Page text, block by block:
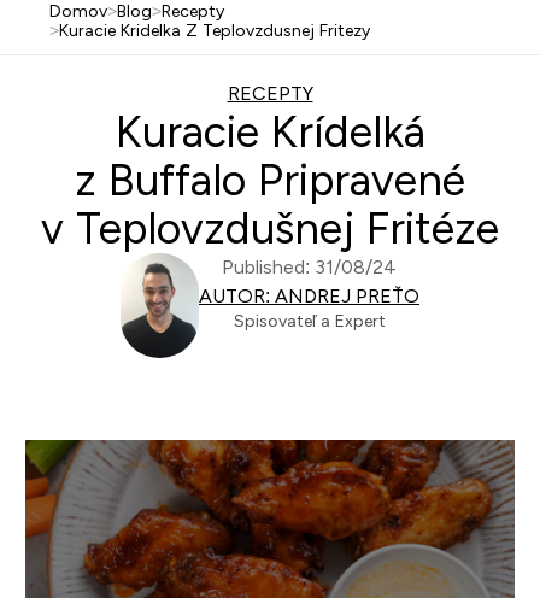
Domov>Blog>Recepty
>Kuracie Kridelka Z Teplovzdusnej Fritezy
RECEPTY
Kuracie Krídelká
z Buffalo Pripravené
v Teplovzdušnej Fritéze
Published: 31/08/24
AUTOR: ANDREJ PREŤO
Spisovateľ a Expert